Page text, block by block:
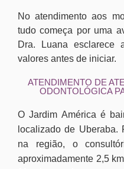
No atendimento aos
tudo começa por uma
Dra. Luana
valores antes de iniciar.
ATENDIMENTO DE
ODONTOLÓGICA
O Jardim América é
localizado de Uberaba.
na região, o
aproximadamente 2,5